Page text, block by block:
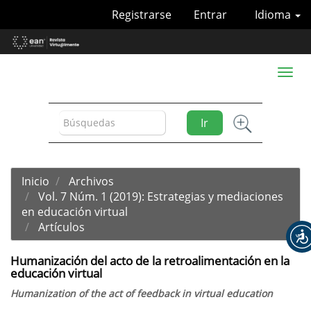
Contenido
principal
Idioma
Registrarse Entrar
Ir
Toggle
Inicio
Archivos
Vol. 7 Núm. 1 (2019): Estrategias y mediaciones
en educación virtual
Artículos
Humanización del acto de la retroalimentación en la
educación virtual
Humanization of the act of feedback in virtual education